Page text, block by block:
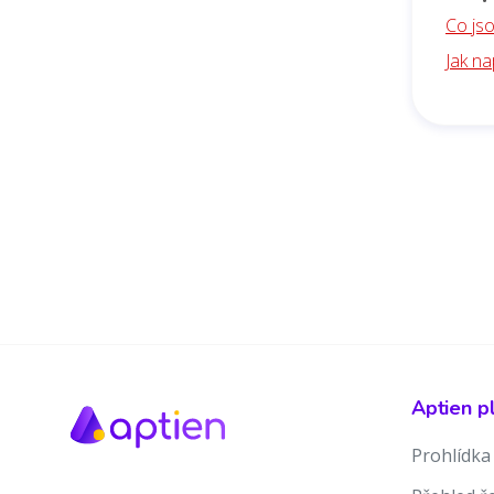
Co
Jak
Aptien
Prohlídka